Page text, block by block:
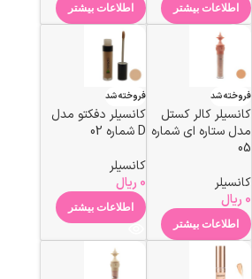
اطلاعات بیشتر اطلاعات بیشتر
فروخته شد
کانسیلر کالر کستل
مدل ستاره ای شماره
05
کانسیلر
0 ریال
اطلاعات بیشتر
فروخته شد
کانسیلر دفکتو مدل
D شماره 02
کانسیلر
0 ریال
اطلاعات بیشتر